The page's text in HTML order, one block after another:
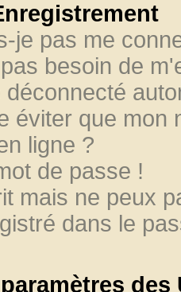
je pas me
besoin de
éviter que mon
ligne ?
de passe !
mais ne peux
dans le